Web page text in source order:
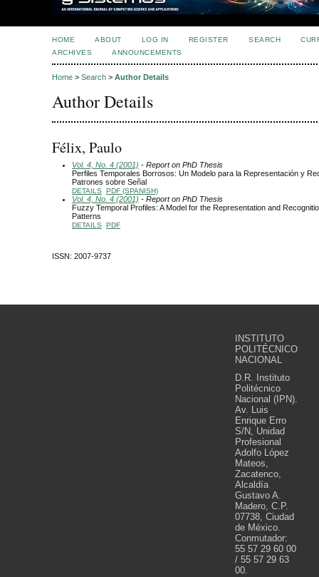
HOME ABOUT LOG IN REGISTER SEARCH
ARCHIVES
ANNOUNCEMENTS
Home > Search > Author Details
Author Details
Félix, Paulo
Vol. 4, No. 4 (2001) - Report on PhD Thesis
Perfiles Temporales Borrosos: Un Modelo para la Representación y
Patrones sobre Señal
DETAILS PDF (SPANISH)
Vol. 4, No. 4 (2001) - Report on PhD Thesis
Fuzzy Temporal Profiles: A Model for the Representation and
Patterns
DETAILS PDF
ISSN: 2007-9737
INSTITUTO
POLITÉCNICO
NACIONAL
D.R. Instituto
Politécnico
Nacional (IPN).
Av. Luis
Enrique Erro
S/N, Unidad
Profesional
Adolfo López
Mateos,
Zacatenco,
Alcaldía
Gustavo A.
Madero, C.P.
07738, Ciudad
de México.
Conmutador:
55 57 29 60 00
/ 55 57 29 63
00.